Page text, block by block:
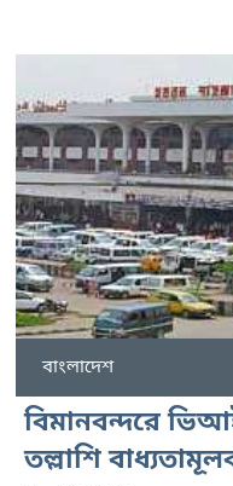
বাংলাদেশ
বিমানবন্দরে
তল্লাশি